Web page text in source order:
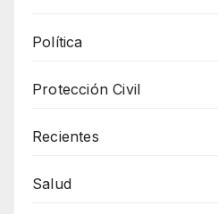
Política
Protección Civil
Recientes
Salud